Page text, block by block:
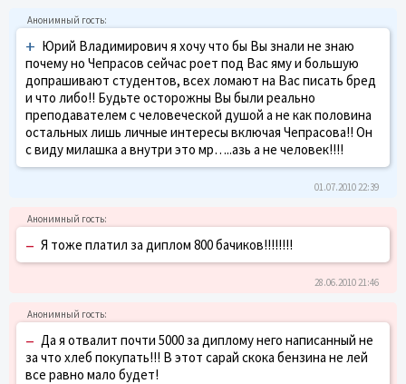
+ Юрий Владимирович я хочу что бы Вы знали не знаю
почему но Чепрасов сейчас роет под Вас яму и большую
допрашивают студентов, всех ломают на Вас писать бред
и что либо!! Будьте осторожны Вы были реально
преподавателем с человеческой душой а не как половина
остальных лишь личные интересы включая Чепрасова!! Он
с виду милашка а внутри это мр…..азь а не человек!!!!
01.07.2010 22:39
– Я тоже платил за диплом 800 бачиков!!!!!!!!
28.06.2010 21:46
– Да я отвалит почти 5000 за диплому него написанный не
за что хлеб покупать!!! В этот сарай скока бензина не лей
все равно мало будет!